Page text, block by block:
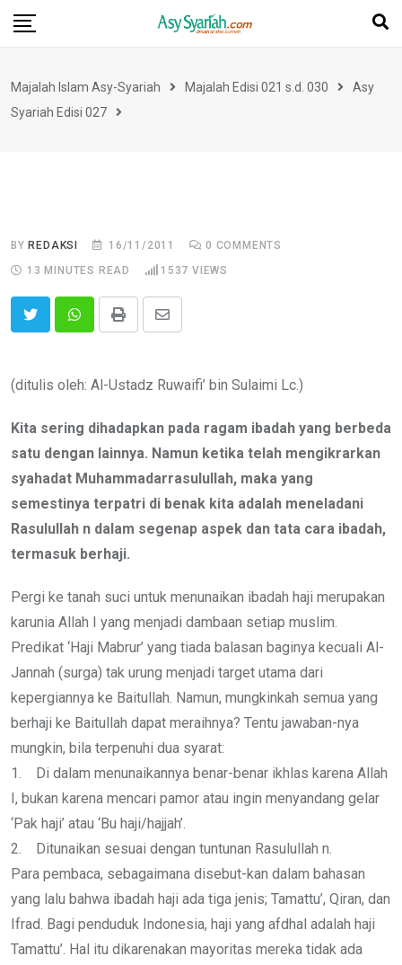
Skip
Majalah Islam Asy-Syariah Majalah Edisi 021 s.d. 030
Asy
Syariah Edisi 027
BYREDAKSI 16/11/2011 0 COMMENTS
13 MINUTES READ
1537 VIEWS
Print
Share
Email
(ditulis oleh: Al-Ustadz Ruwaifi’ bin Sulaimi Lc.)
Kita sering dihadapkan pada ragam ibadah yang berbeda
satu dengan lainnya. Namun ketika telah mengikrarkan
syahadat Muhammadarrasulullah, maka yang
semestinya terpatri di benak kita adalah meneladani
Rasulullah n dalam segenap aspek dan tata cara ibadah,
termasuk berhaji.
Pergi ke tanah suci untuk menunaikan ibadah haji merupakan
karunia Allah I yang menjadi dambaan setiap muslim.
Predikat ‘Haji Mabrur’ yang tiada balasan baginya kecuali Al-
Jannah (surga) tak urung menjadi target utama dari
kepergiannya ke Baitullah. Namun, mungkinkah semua yang
berhaji ke Baitullah dapat meraihnya? Tentu jawaban-nya
mungkin, bila terpenuhi dua syarat:
1. Di dalam menunaikannya benar-benar ikhlas karena Allah
I, bukan karena mencari pamor atau ingin menyandang gelar
‘Pak haji’ atau ‘Bu haji/hajjah’.
2. Ditunaikan sesuai dengan tuntunan Rasulullah n.
Para pembaca, sebagaimana disebut-kan dalam bahasan
yang lalu bahwa ibadah haji ada tiga jenis; Tamattu’, Qiran, dan
Ifrad. Bagi penduduk Indonesia, haji yang afdhal adalah haji
Tamattu’. Hal itu dikarenakan mayoritas mereka tidak ada